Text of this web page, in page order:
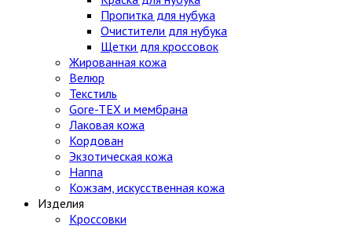
Пропитка для нубука
Очистители для нубука
Щетки для кроссовок
Жированная кожа
Велюр
Текстиль
Gore-TEX и мембрана
Лаковая кожа
Кордован
Экзотическая кожа
Наппа
Кожзам, искусственная кожа
Изделия
Кроссовки